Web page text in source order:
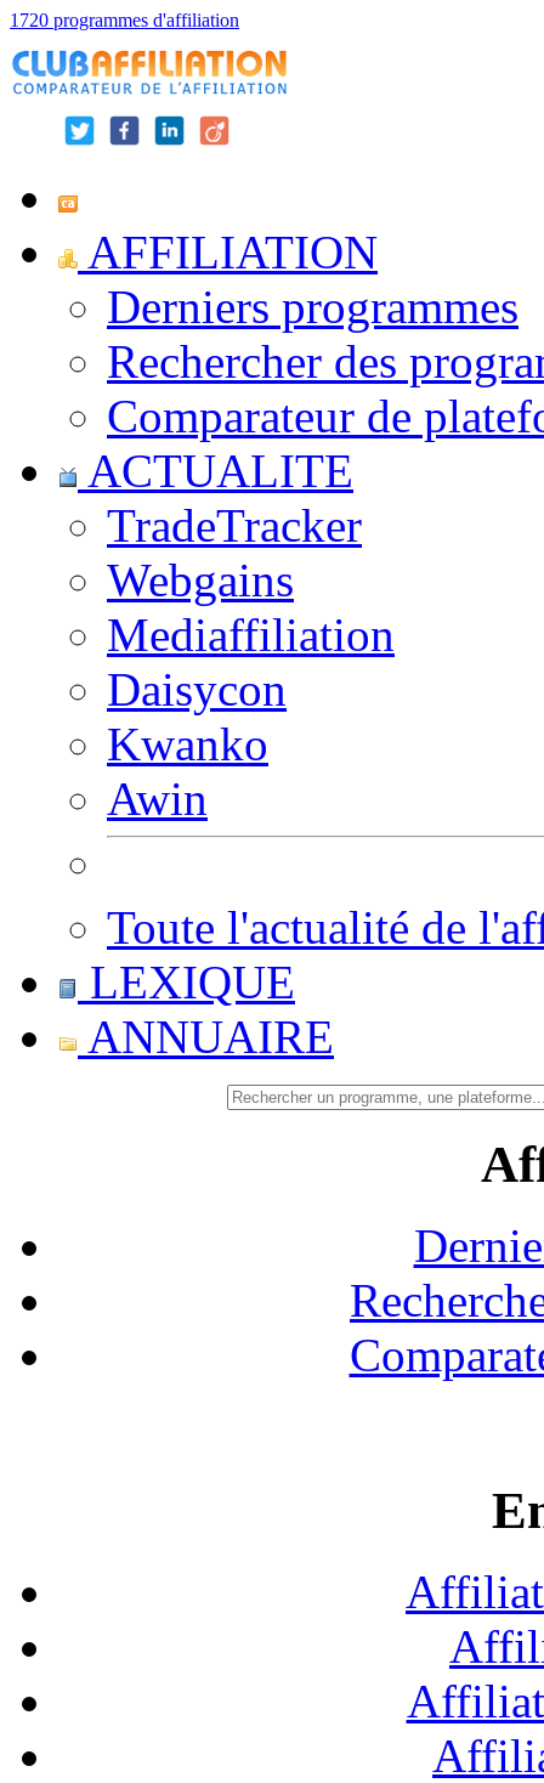
1720 programmes d'affiliation
AFFILIATION
Derniers programmes
Rechercher des
Comparateur de
ACTUALITE
TradeTracker
Webgains
Mediaffiliation
Daisycon
Kwanko
Awin
Toute l'actualité de
LEXIQUE
ANNUAIRE